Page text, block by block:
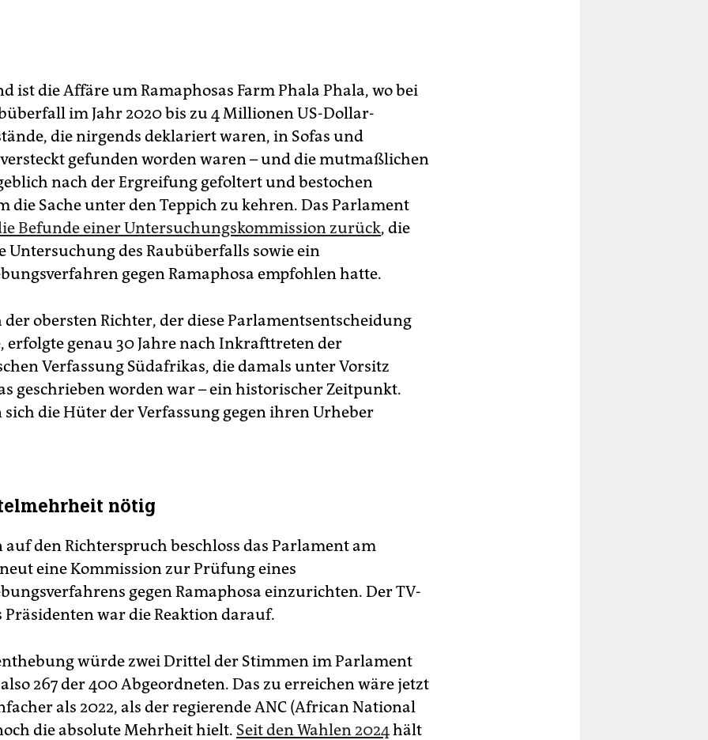
ist die Affäre um Ramaphosas Farm Phala Phala, wo bei
im Jahr 2020 bis zu 4 Millionen US-Dollar-
die nirgends deklariert waren, in Sofas und
gefunden worden waren – und die mutmaßlichen
nach der Ergreifung gefoltert und bestochen
die Sache unter den Teppich zu kehren. Das Parlament
Befunde einer Untersuchungskommission zurück, die
Untersuchung des Raubüberfalls sowie ein
gegen Ramaphosa empfohlen hatte.
der obersten Richter, der diese Parlamentsentscheidung
erfolgte genau 30 Jahre nach Inkrafttreten der
Verfassung Südafrikas, die damals unter Vorsitz
geschrieben worden war – ein historischer Zeitpunkt.
die Hüter der Verfassung gegen ihren Urheber
nötig
auf den Richterspruch beschloss das Parlament am
eine Kommission zur Prüfung eines
gegen Ramaphosa einzurichten. Der TV-
war die Reaktion darauf.
würde zwei Drittel der Stimmen im Parlament
267 der 400 Abgeordneten. Das zu erreichen wäre jetzt
als 2022, als der regierende ANC (African National
die absolute Mehrheit hielt. Seit den Wahlen 2024hält